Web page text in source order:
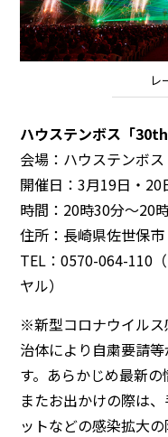
レ
ハウステンボス「
会場：ハウステンボ
開催日：3月19日・20
時間：20時30分～20
住所：長崎県佐世保
TEL：0570-064-110
ヤル）
※新型コロナウイルス
治体により自粛要請
す。あらかじめ最新の
またお出かけの際は
ットなどの感染拡大